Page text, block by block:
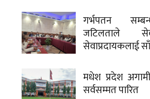
गर्भपतन
जटिलताले
सेवाप्रदायकलाई
मधेश प्रदेश
सर्वसम्मत पारित